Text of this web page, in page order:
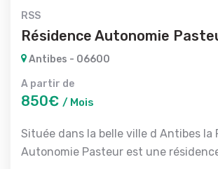
RSS
Résidence Autonomie
Antibes - 06600
A partir de
850€ / Mois
Située dans la belle ville d Antibes la
Autonomie Pasteur est une